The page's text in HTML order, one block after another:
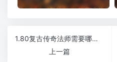
1.80复古传奇法师需要哪些精良的装备
上一篇